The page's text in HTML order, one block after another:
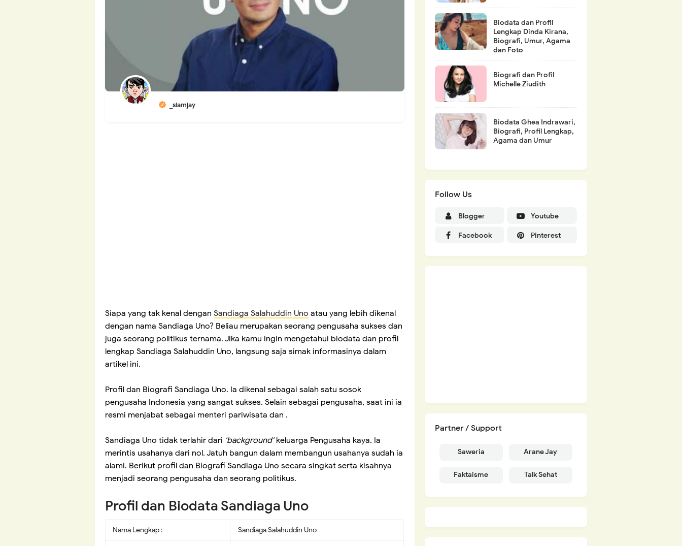
_slamjay
Siapa yang tak kenal dengan Sandiaga Salahuddin Uno atau yang lebih dikenal
dengan nama Sandiaga Uno? Beliau merupakan seorang pengusaha sukses dan
juga seorang politikus ternama. Jika kamu ingin mengetahui biodata dan profil
lengkap Sandiaga Salahuddin Uno, langsung saja simak informasinya dalam
artikel ini.
Profil dan Biografi Sandiaga Uno. Ia dikenal sebagai salah satu sosok
pengusaha Indonesia yang sangat sukses. Selain sebagai pengusaha, saat ini ia
resmi menjabat sebagai menteri pariwisata dan .
Sandiaga Uno tidak terlahir dari ‘background‘keluarga Pengusaha kaya. Ia
merintis usahanya dari nol. Jatuh bangun dalam membangun usahanya sudah ia
alami. Berikut profil dan Biografi Sandiaga Uno secara singkat serta kisahnya
menjadi seorang pengusaha dan seorang politikus.
Profil dan Biodata Sandiaga Uno
Nama Lengkap : Sandiaga Salahuddin Uno
Biodata dan Profil
Lengkap Dinda Kirana,
Biografi, Umur, Agama
dan Foto
Biografi dan Profil
Michelle Ziudith
Biodata Ghea Indrawari,
Biografi, Profil Lengkap,
Agama dan Umur
Follow Us
Blogger Youtube
Facebook Pinterest
Partner / Support
Saweria Arane Jay
Faktaisme Talk Sehat